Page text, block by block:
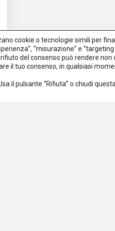
cookie o tecnologie simili per
“misurazione” e
rifiuto del consenso può rendere
il tuo consenso, in qualsiasi
il pulsante “Rifiuta” o chiudi